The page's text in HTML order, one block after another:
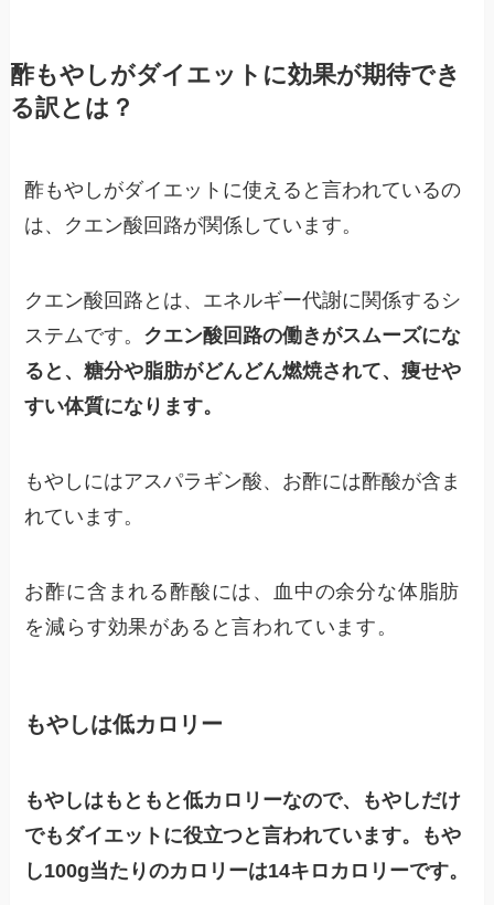
酢もやしがダイエットに効果が期待でき
る訳とは？
酢もやしがダイエットに使えると言われているの
は、クエン酸回路が関係しています。
クエン酸回路とは、エネルギー代謝に関係するシ
ステムです。 クエン酸回路の働きがスムーズにな
ると、糖分や脂肪がどんどん燃焼されて、痩せや
すい体質になります。
もやしにはアスパラギン酸、お酢には酢酸が含ま
れています。
お酢に含まれる酢酸には、血中の余分な体脂肪
を減らす効果があると言われています。
もやしは低カロリー
もやしはもともと低カロリーなので、もやしだけ
でもダイエットに役立つと言われています。もや
し100g当たりのカロリーは14キロカロリーです。